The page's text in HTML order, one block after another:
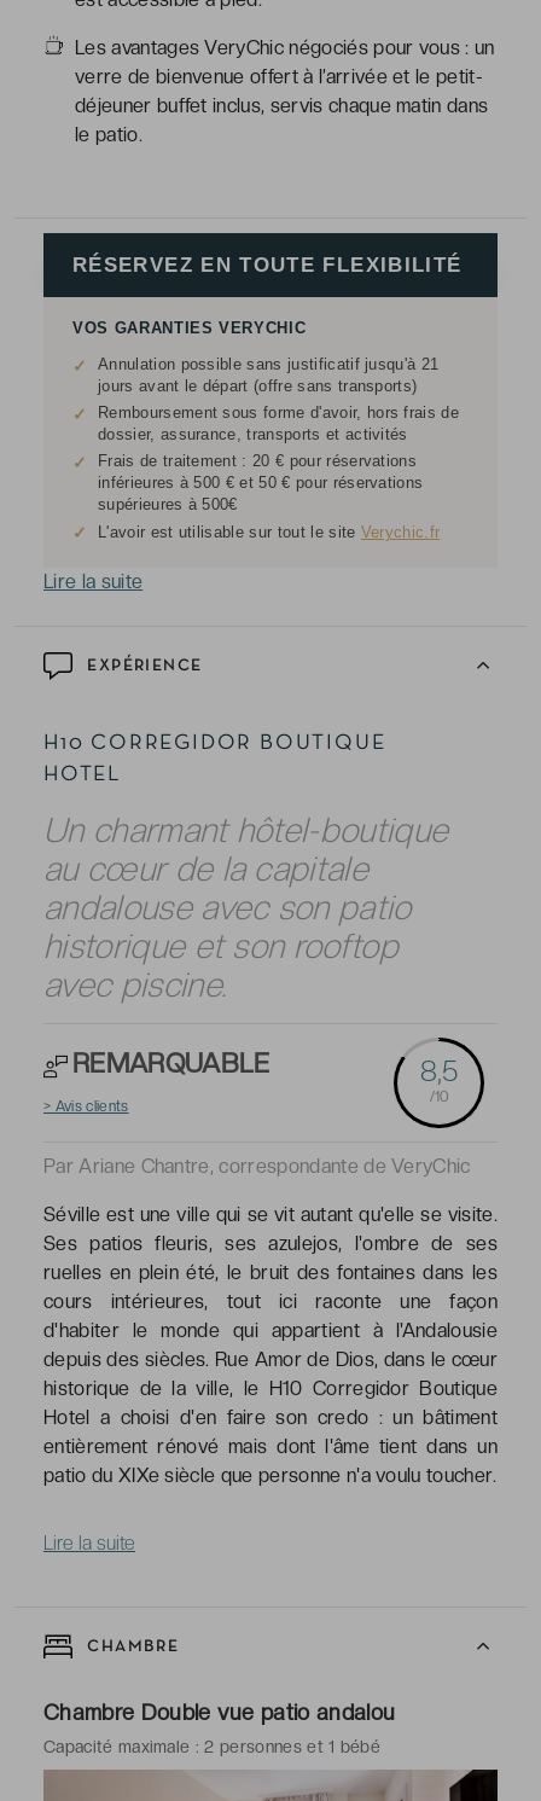
Les avantages VeryChic négociés pour vous : un
verre de bienvenue offert à l’arrivée et le petit-
déjeuner buffet inclus, servis chaque matin dans
le patio.
EXPÉRIENCE
H10 CORREGIDOR BOUTIQUE
HOTEL
Un charmant hôtel-boutique
au cœur de la capitale
andalouse avec son patio
historique et son rooftop
avec piscine.
REMARQUABLE 8,5
/10
> Avis clients
Par Ariane Chantre, correspondante de VeryChic
Séville est une ville qui se vit autant qu'elle se visite.
Ses patios fleuris, ses azulejos, l'ombre de ses
ruelles en plein été, le bruit des fontaines dans les
cours intérieures, tout ici raconte une façon
d'habiter le monde qui appartient à l'Andalousie
depuis des siècles. Rue Amor de Dios, dans le cœur
historique de la ville, le H10 Corregidor Boutique
Hotel a choisi d'en faire son credo : un bâtiment
entièrement rénové mais dont l'âme tient dans un
patio du XIXe siècle que personne n'a voulu toucher.
Lire la suite
CHAMBRE
Chambre Double vue patio andalou
Capacité maximale : 2 personnes et 1 bébé
RÉSERVEZ EN TOUTE FLEXIBILITÉ
VOS GARANTIES VERYCHIC
✓
Annulation possible sans justificatif jusqu'à 21
jours avant le départ (offre sans transports)
✓
Remboursement sous forme d'avoir, hors frais de
dossier, assurance, transports et activités
✓
Frais de traitement : 20 € pour réservations
inférieures à 500 € et 50 € pour réservations
supérieures à 500€
✓ L'avoir est utilisable sur tout le site Verychic.fr
Lire la suite